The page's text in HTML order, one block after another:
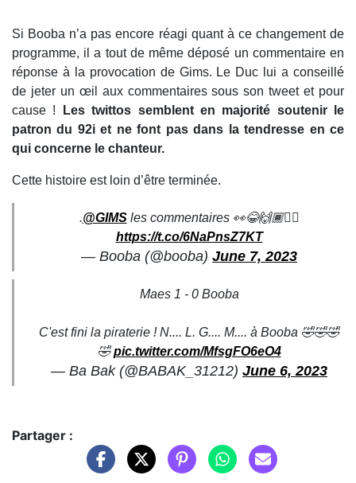
Si Booba n’a pas encore réagi quant à ce changement de
programme, il a tout de même déposé un commentaire en
réponse à la provocation de Gims. Le Duc lui a conseillé
de jeter un œil aux commentaires sous son tweet et pour
cause !
Les twittos semblent en majorité soutenir le
patron du 92i et ne font pas dans la tendresse en ce
qui concerne le chanteur.
Cette histoire est loin d’être terminée.
.@GIMSles commentaires 👀😂🙌🏾🏴‍☠️
https://t.co/6NaPnsZ7KT
— Booba (@booba) June 7, 2023
Maes 1 - 0 Booba
C'est fini la piraterie ! N.... L. G.... M.... à Booba 🤣🤣🤣
🤣pic.twitter.com/MfsgFO6eO4
— Ba Bak (@BABAK_31212) June 6, 2023
Partager :